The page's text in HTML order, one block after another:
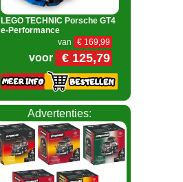
LEGO TECHNIC Porsche GT4
e-Performance
€ 169,99
van
€ 125,79
voor
Advertenties: